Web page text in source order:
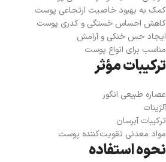
کمک به بهبود خاصیت ارتجاعی پوست
کاهش احساس خستگی و کدری پوست
ایجاد حس خنکی و آرامش
مناسب برای انواع پوست
ترکیبات مؤثر
عصاره طبیعی انگور
آلژینات
ترکیبات آبرسان
مواد معدنی تقویت‌کننده پوست
نحوه استفاده